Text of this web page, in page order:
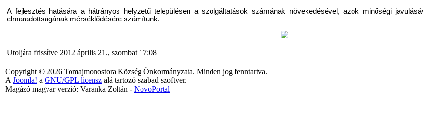
A fejlesztés hatására a hátrányos helyzetű településen a szolgáltatások számának növekedésével, azok minőségi
elmaradottságának mérséklődésére számítunk.
Utoljára frissítve 2012 április 21., szombat 17:08
Copyright © 2026 Tomajmonostora Község Önkormányzata. Minden jog fenntartva.
A Joomla! a GNU/GPL licensz alá tartozó szabad szoftver.
Magázó magyar verzió: Varanka Zoltán - NovoPortal